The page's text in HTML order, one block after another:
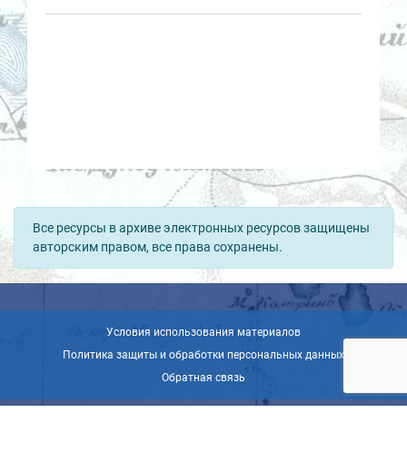
Все ресурсы в архиве электронных ресурсов защищены
авторским правом, все права сохранены.
Условия использования материалов
Политика защиты и обработки персональных данных
Обратная связь